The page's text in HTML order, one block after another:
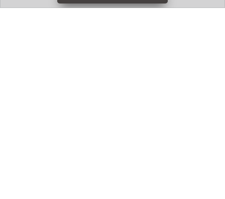
können. Die Bertreiber von HugoAndMore verdienen mit